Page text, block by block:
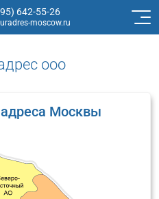
642-55-26
moscow.ru
ооо
Москвы